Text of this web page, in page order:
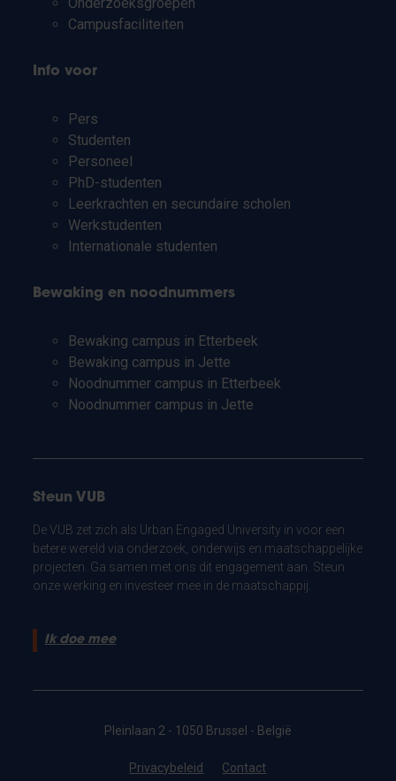
Campusfaciliteiten
Info voor
Pers
Studenten
Personeel
PhD-studenten
Leerkrachten en secundaire scholen
Werkstudenten
Internationale studenten
Bewaking en noodnummers
Bewaking campus in Etterbeek
Bewaking campus in Jette
Noodnummer campus in Etterbeek
Noodnummer campus in Jette
Steun VUB
De VUB zet zich als Urban Engaged University in voor een
betere wereld via onderzoek, onderwijs en maatschappelijke
projecten. Ga samen met ons dit engagement aan. Steun
onze werking en investeer mee in de maatschappij.
Ik doe mee
Pleinlaan 2 - 1050 Brussel - België
Privacybeleid Contact